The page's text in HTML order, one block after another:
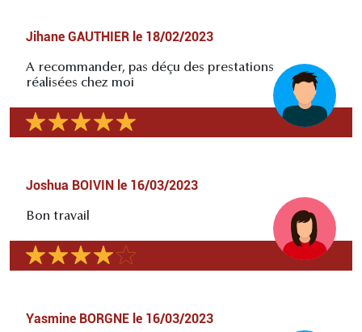
Jihane GAUTHIER le 18/02/2023
A recommander, pas déçu des prestations
réalisées chez moi
Joshua BOIVIN le 16/03/2023
Bon travail
Yasmine BORGNE le 16/03/2023